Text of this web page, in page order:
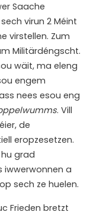
Saache
virun 2 Méint
virstellen. Zum
Militärdéngscht.
wäit, ma eleng
engem
nees esou eng
. Vill
de
eropzesetzen.
grad
iwwerwonnen a
sech ze huelen.
Frieden bretzt